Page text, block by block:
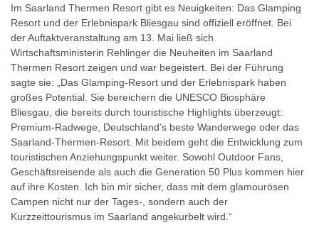
Im Saarland Thermen Resort gibt es Neuigkeiten: Das Glamping
Resort und der Erlebnispark Bliesgau sind offiziell eröffnet. Bei
der Auftaktveranstaltung am 13. Mai ließ sich
Wirtschaftsministerin Rehlinger die Neuheiten im Saarland
Thermen Resort zeigen und war begeistert. Bei der Führung
sagte sie: „Das Glamping-Resort und der Erlebnispark haben
großes Potential. Sie bereichern die UNESCO Biosphäre
Bliesgau, die bereits durch touristische Highlights überzeugt:
Premium-Radwege, Deutschland’s beste Wanderwege oder das
Saarland-Thermen-Resort. Mit beidem geht die Entwicklung zum
touristischen Anziehungspunkt weiter. Sowohl Outdoor Fans,
Geschäftsreisende als auch die Generation 50 Plus kommen hier
auf ihre Kosten. Ich bin mir sicher, dass mit dem glamourösen
Campen nicht nur der Tages-, sondern auch der
Kurzzeittourismus im Saarland angekurbelt wird.“